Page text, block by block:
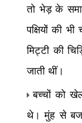
तो भेड़ के
पक्षियों की
मिट्टी की
जाती थीं।
बच्चों को
थे। मुंह से